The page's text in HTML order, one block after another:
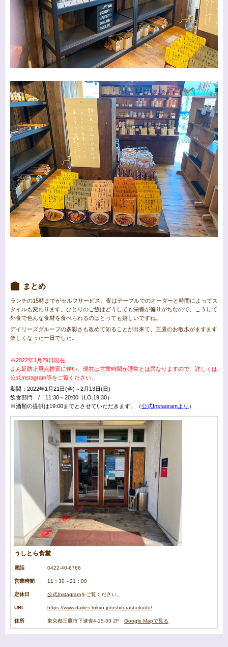
まとめ
ランチの15時までがセルフサービス。夜はテーブルでのオーダーと時間によってス
タイルも変わります。ひとりのご飯はどうしても栄養が偏りがちなので、こうして
外食で色んな食材を食べられるのはとっても嬉しいですね。
デイリーズグループの多彩さも改めて知ることが出来て、三鷹のお散歩がますます
楽しくなった一日でした。
※2022年1月29日現在
まん延防止重点措置に伴い、現在は営業時間が通常とは異なりますので、詳しくは
公式Instagram等をご覧ください。
期間：2022年1月21日(金)～2月13日(日)
飲食部門 / 11:30～20:00（LO.19:30）
※酒類の提供は19:00までとさせていただきます。（公式Instagramより ）
うしとら食堂
電話 0422-40-6766
営業時間 11：30～21：00
定休日 公式Instagramをご覧ください。
URL https://www.dailies.tokyo.jp/ushitorashokudo/
住所 東京都三鷹市下連雀4-15-33 2F Google Mapで見る